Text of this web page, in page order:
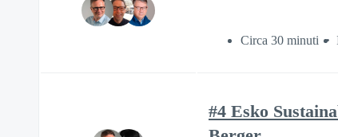
Circa 30 minuti
#4 Esko